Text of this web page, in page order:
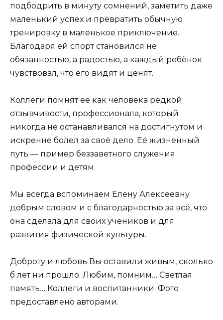
подбодрить в минуту сомнений, заметить даже
маленький успех и превратить обычную
тренировку в маленькое приключение.
Благодаря ей спорт становился не
обязанностью, а радостью, а каждый ребёнок
чувствовал, что его видят и ценят.
Коллеги помнят её как человека редкой
отзывчивости, профессионала, который
никогда не останавливался на достигнутом и
искренне болел за своё дело. Её жизненный
путь — пример беззаветного служения
профессии и детям.
Мы всегда вспоминаем Елену Алексеевну
добрым словом и с благодарностью за всё, что
она сделала для своих учеников и для
развития физической культуры.
Доброту и любовь Вы оставили живым, сколько
б лет ни прошло. Любим, помним… Светлая
память… Коллеги и воспитанники. Фото
предоставлено авторами.